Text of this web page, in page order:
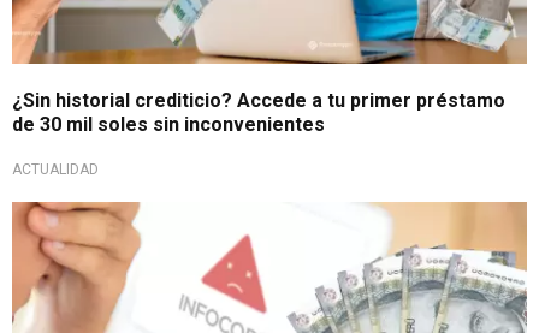
¿Sin historial crediticio? Accede a tu primer préstamo
de 30 mil soles sin inconvenientes
ACTUALIDAD
Pre-califica en 2 minutos